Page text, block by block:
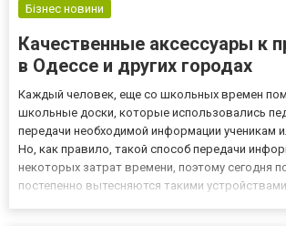
Бізнес новини
Качественные аксессуары к
в Одессе и других городах
Каждый человек, еще со школьных времен
школьные доски, которые использовались
передачи необходимой информации ученикам
Но, как правило, такой способ передачи
некоторых затрат времени, поэтому сегодня
постепенно вытесняются такими